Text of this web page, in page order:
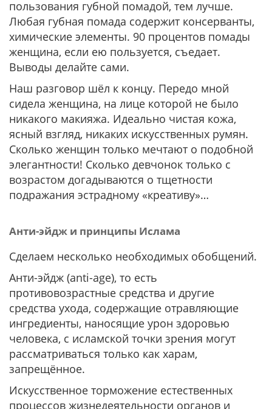
пользования губной помадой, тем лучше.
Любая губная помада содержит консерванты,
химические элементы. 90 процентов помады
женщина, если ею пользуется, съедает.
Выводы делайте сами.
Наш разговор шёл к концу. Передо мной
сидела женщина, на лице которой не было
никакого макияжа. Идеально чистая кожа,
ясный взгляд, никаких искусственных румян.
Сколько женщин только мечтают о подобной
элегантности! Сколько девчонок только с
возрастом догадываются о тщетности
подражания эстрадному «креативу»…
Анти-эйдж и принципы Ислама
Сделаем несколько необходимых обобщений.
Анти-эйдж (anti-age), то есть
противовозрастные средства и другие
средства ухода, содержащие отравляющие
ингредиенты, наносящие урон здоровью
человека, с исламской точки зрения могут
рассматриваться только как харам,
запрещённое.
Искусственное торможение естественных
процессов жизнедеятельности органов и